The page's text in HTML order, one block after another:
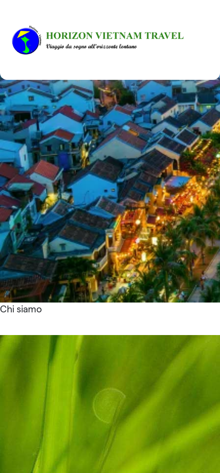
Chi siamo